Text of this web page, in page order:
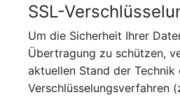
SSL-
Um die Sicherheit Ihrer
Übertragung zu schützen,
aktuellen Stand der Technik
Verschlüsselungsverfahren